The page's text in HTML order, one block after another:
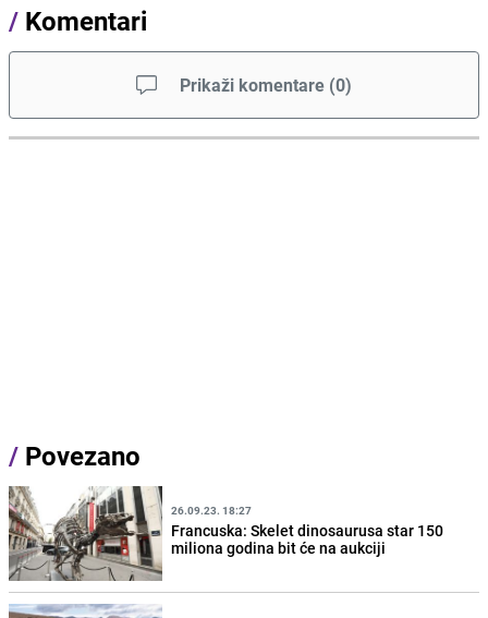
/ Komentari
Prikaži komentare (0)
/ Povezano
26.09.23. 18:27
Francuska: Skelet dinosaurusa star 150
miliona godina bit će na aukciji